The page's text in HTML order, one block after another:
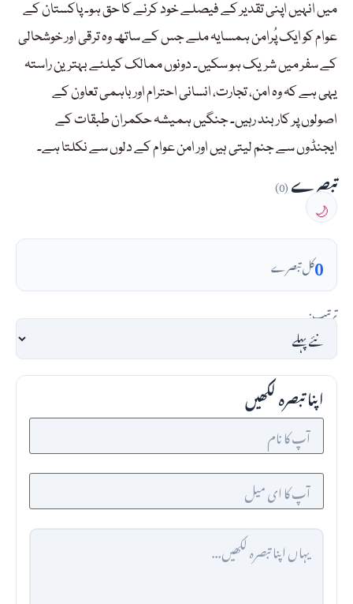
میں انہیں اپنی تقدیر کے فیصلے خود کرنے کا حق ہو۔ پاکستان کے
عوام کو ایک پُرامن ہمسایہ ملے جس کے ساتھ وہ ترقی اور خوشحالی
کے سفر میں شریک ہو سکیں۔ دونوں ممالک کیلئے بہترین راستہ
یہی ہے کہ وہ امن، تجارت، انسانی احترام اور باہمی تعاون کے
اصولوں پر کاربند رہیں۔ جنگیں ہمیشہ حکمران طبقات کے
ایجنڈوں سے جنم لیتی ہیں اور امن عوام کے دلوں سے نکلتا ہے۔
تبصرے(0)
🌙
0کل تبصرے
ترتیب:
اپنا تبصرہ لکھیں